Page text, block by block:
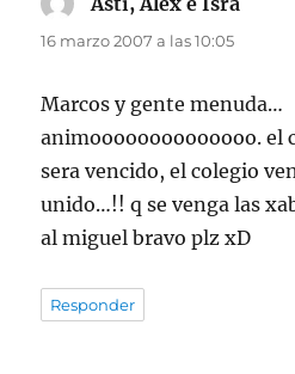
16 marzo 2007 a las 10:05
Marcos y gente menuda…
animoooooooooooooo. el
sera vencido, el colegio
unido…!! q se venga las
al miguel bravo plz xD
Responder